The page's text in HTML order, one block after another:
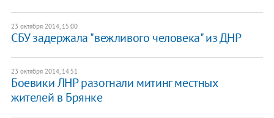
23 октября 2014, 15:00
СБУ задержала "вежливого человека" из ДНР
23 октября 2014, 14:51
Боевики ЛНР разогнали митинг местных
жителей в Брянке